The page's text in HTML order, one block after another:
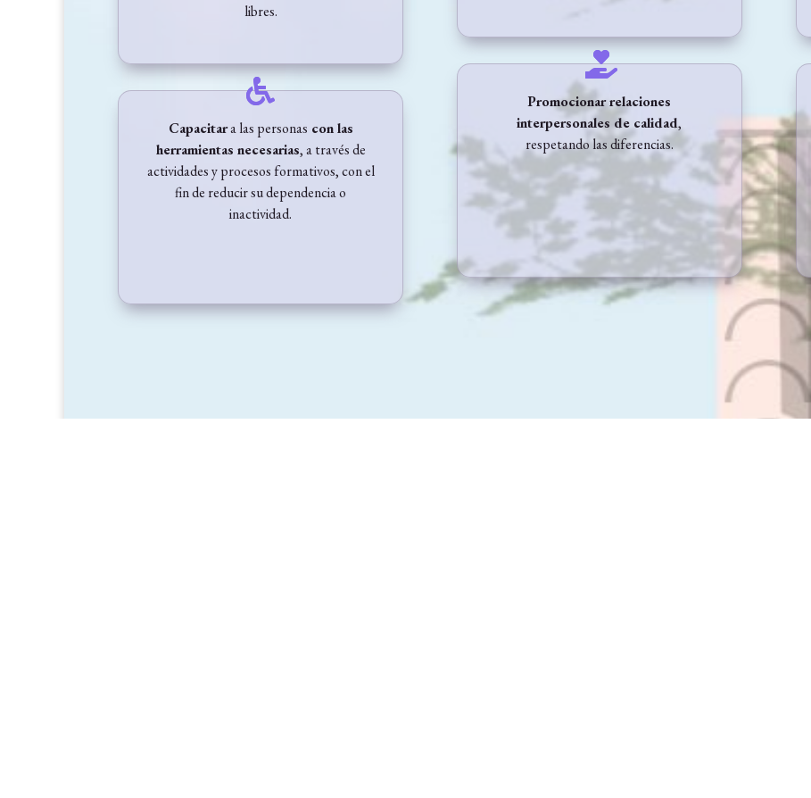
libres.
Capacitara las personas con las
herramientas necesarias, a través de
actividades y procesos formativos, con el
fin de reducir su dependencia o
inactividad.
Promocionar relaciones
interpersonales de calidad,
respetando las diferencias.